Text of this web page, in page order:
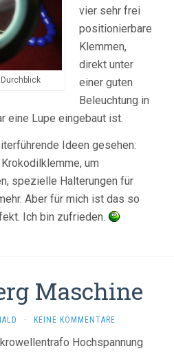
vier sehr frei
positionierbare
Klemmen,
direkt unter
einer guten
Beleuchtung in
eine Lupe eingebaut ist.
Ideen gesehen:
um
spezielle Halterungen für
Aber für mich ist das so
Ich bin zufrieden.
Maschine
· KEINE KOMMENTARE
Hochspannung